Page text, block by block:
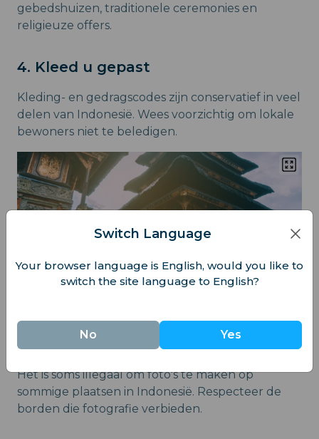
gebedshuizen, traditionele ceremonies en
religieuze offers.
4. Kleed u gepast
Kleding- en gedragscodes zijn conservatief in veel
delen van Indonesië. Wees voorzichtig om lokale
bewoners niet te beledigen.
5. Opmerking over fotografie
Het is soms illegaal om foto's te maken op
sommige plaatsen in Indonesië. Respecteer de
borden die fotografie verbieden.
Switch Language
Your browser language is English, would you like to
switch the site language to English?
No Yes